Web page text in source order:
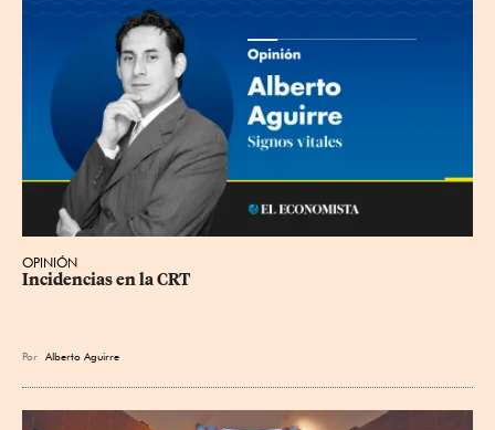
OPINIÓN
Incidencias en la CRT
Por Alberto Aguirre